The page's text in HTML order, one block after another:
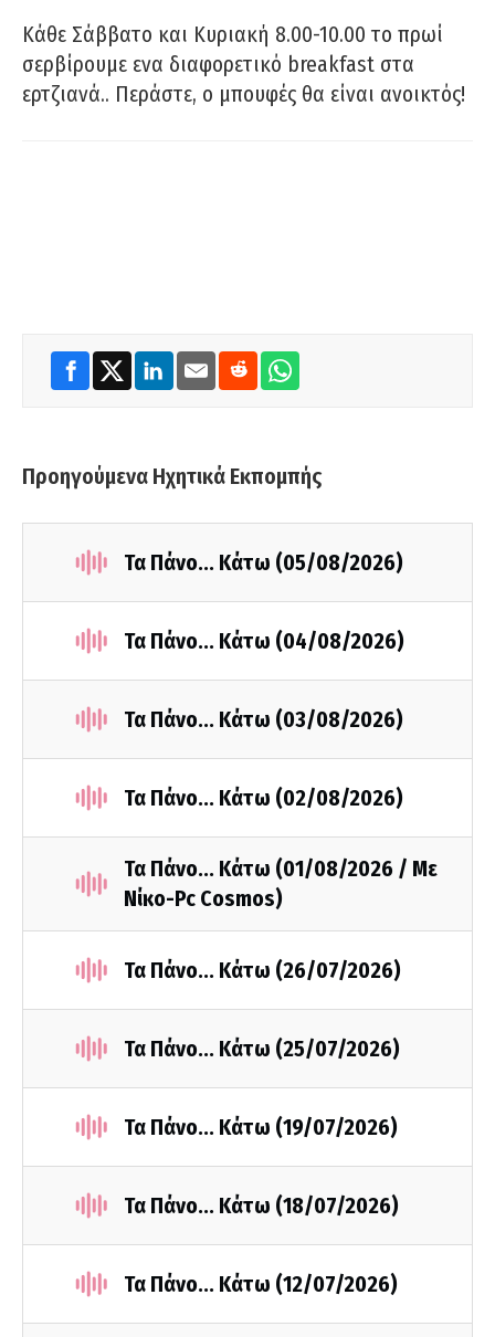
Κάθε Σάββατο και Κυριακή 8.00-10.00 το πρωί
σερβίρουμε ενα διαφορετικό breakfast στα
ερτζιανά.. Περάστε, ο μπουφές θα είναι ανοικτός!
Προηγούμενα Ηχητικά Εκπομπής
Τα Πάνο... Κάτω (05/08/2026)
Τα Πάνο... Κάτω (04/08/2026)
Τα Πάνο... Κάτω (03/08/2026)
Τα Πάνο... Κάτω (02/08/2026)
Τα Πάνο... Κάτω (01/08/2026 / Με
Νίκο-Pc Cosmos)
Τα Πάνο... Κάτω (26/07/2026)
Τα Πάνο... Κάτω (25/07/2026)
Τα Πάνο... Κάτω (19/07/2026)
Τα Πάνο... Κάτω (18/07/2026)
Τα Πάνο... Κάτω (12/07/2026)